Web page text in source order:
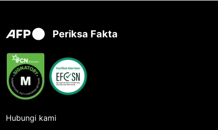
Periksa Fakta
Hubungi kami